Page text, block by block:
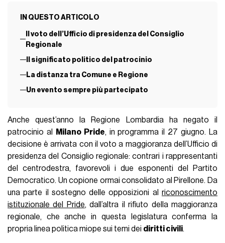
IN QUESTO ARTICOLO
Il voto dell’Ufficio di presidenza del Consiglio
Regionale
Il significato politico del patrocinio
La distanza tra Comune e Regione
Un evento sempre più partecipato
Anche quest’anno la Regione Lombardia ha negato il
patrocinio al
Milano Pride, in programma il 27 giugno. La
decisione è arrivata con il voto a maggioranza dell’Ufficio di
presidenza del Consiglio regionale: contrari i rappresentanti
del centrodestra, favorevoli i due esponenti del Partito
Democratico. Un copione ormai consolidato al Pirellone. Da
una parte il sostegno delle opposizioni al riconoscimento
istituzionale del Pride, dall’altra il rifiuto della maggioranza
regionale, che anche in questa legislatura conferma la
propria linea politica miope sui temi dei diritti civili.